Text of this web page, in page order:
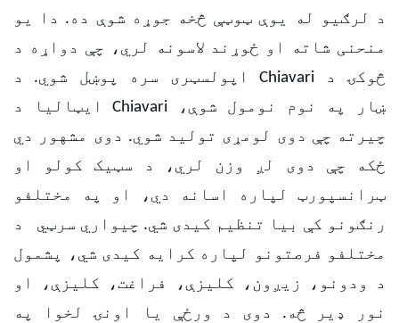
د لرګیو له یوې ټوټې څخه جوړه شوې ده. دا یو
منحنی شاته او ځوړند لاسونه لري، چې دواړه د
اپولسټری سره پوښل شوي. د Chiavari څوکۍ د
ایټالیا د Chiavari ښار په نوم نومول شوې،
چیرته چې دوی لومړی تولید شوي. دوی مشهور دي
ځکه چې دوی لږ وزن لري، د سټیک کولو او
ټرانسپورټ لپاره اسانه دي، او په مختلفو
رنګونو کې بیا تنظیم کیدی شي. چيواري سرټي
د
مختلفو فرصتونو لپاره کرایه کیدی شي، پشمول
د ودونو، زیږون، کلیزې، فراغت، کلیزې، او
نور ډیر څه. دوی د ورځې یا اونۍ لخوا په